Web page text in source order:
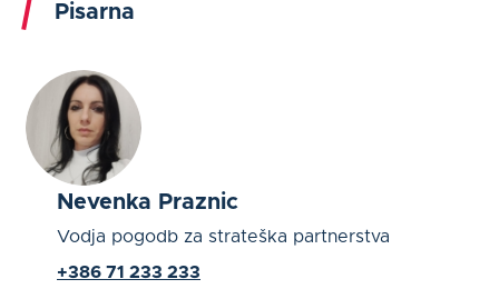
Pisarna
Nevenka Praznic
Vodja pogodb za strateška partnerstva
+386 71 233 233